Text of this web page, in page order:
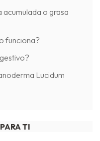
acumulada o grasa
funciona?
Lucidum
TI